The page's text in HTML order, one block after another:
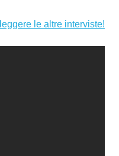
le altre interviste!